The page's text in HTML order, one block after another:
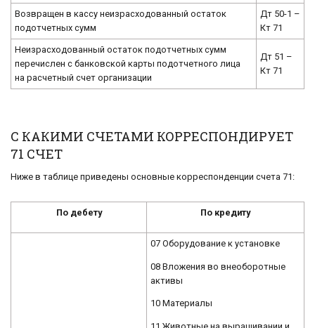
Возвращен в кассу неизрасходованный остаток
подотчетных сумм
Дт 50-1 –
Кт 71
Неизрасходованный остаток подотчетных сумм
перечислен с банковской карты подотчетного лица
на расчетный счет организации
Дт 51 –
Кт 71
С КАКИМИ СЧЕТАМИ КОРРЕСПОНДИРУЕТ
71 СЧЕТ
Ниже в таблице приведены основные корреспонденции счета 71:
По дебету По кредиту
07 Оборудование к установке
08 Вложения во внеоборотные
активы
10 Материалы